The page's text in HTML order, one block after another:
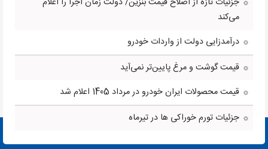
می‌کند
درآمدزایی دولت از واردات خودرو
قیمت گوشت و مرغ پایین‌تر نمی‌آید
قیمت محصولات ایران خودرو در مرداد 1405 اعلام شد
جزئیات تورم خوراکی ها در تیرماه